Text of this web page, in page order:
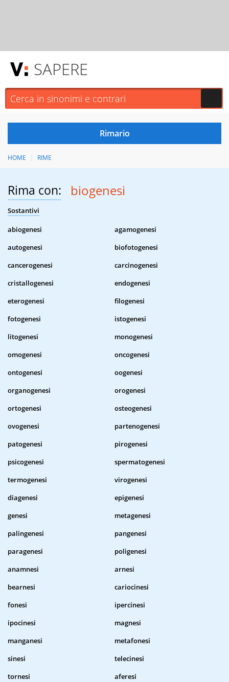
SAPERE
HOME RIME
Rima con: biogenesi
Sostantivi
abiogenesi
agamogenesi
autogenesi
biofotogenesi
cancerogenesi
carcinogenesi
cristallogenesi
endogenesi
eterogenesi
filogenesi
fotogenesi
istogenesi
litogenesi
monogenesi
omogenesi
oncogenesi
ontogenesi
oogenesi
organogenesi
orogenesi
ortogenesi
osteogenesi
ovogenesi
partenogenesi
patogenesi
pirogenesi
psicogenesi
spermatogenesi
termogenesi
virogenesi
diagenesi
epigenesi
genesi
metagenesi
palingenesi
pangenesi
paragenesi
poligenesi
anamnesi
arnesi
bearnesi
cariocinesi
fonesi
ipercinesi
ipocinesi
magnesi
manganesi
metafonesi
sinesi
telecinesi
tornesi
aferesi